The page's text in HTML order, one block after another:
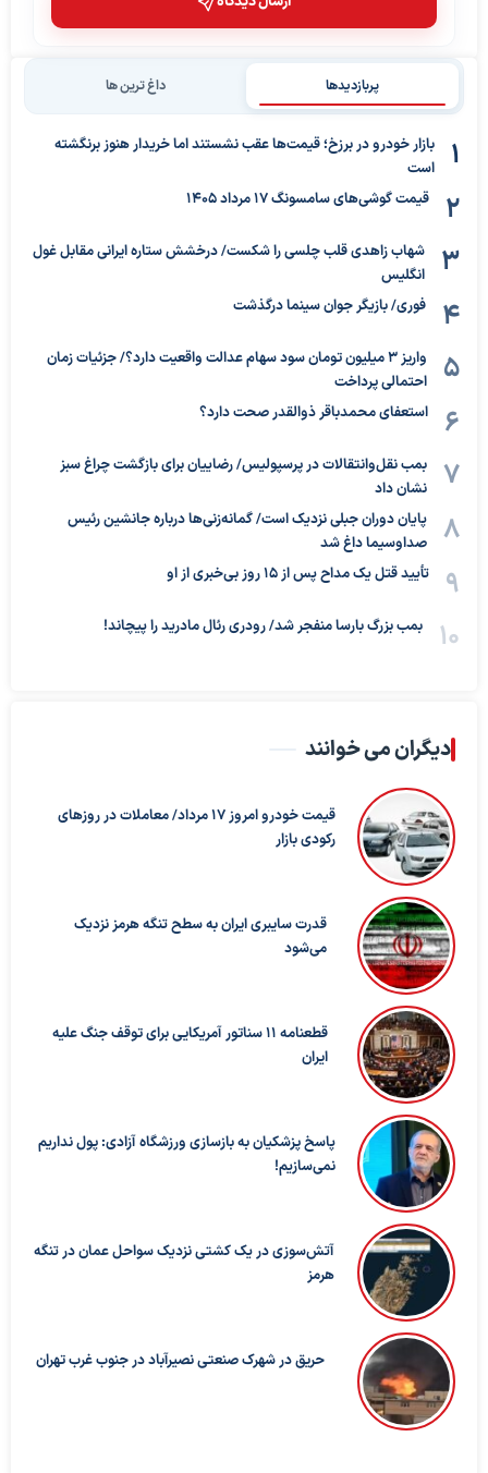
پربازدیدها داغ ترین ها
بازار خودرو در برزخ؛ قیمت‌ها عقب نشستند اما خریدار هنوز برنگشته
است
قیمت گوشی‌های سامسونگ 17 مرداد 1405
شهاب زاهدی قلب چلسی را شکست/ درخشش ستاره ایرانی مقابل غول
انگلیس
فوری/ بازیگر جوان سینما درگذشت
واریز ۳ میلیون تومان سود سهام عدالت واقعیت دارد؟/ جزئیات زمان
احتمالی پرداخت
استعفای محمدباقر ذوالقدر صحت دارد؟
بمب نقل‌وانتقالات در پرسپولیس/ رضاییان برای بازگشت چراغ سبز
نشان داد
پایان دوران جبلی نزدیک است/ گمانه‌زنی‌ها درباره جانشین رئیس
صداوسیما داغ شد
تأیید قتل یک مداح پس از ۱۵ روز بی‌خبری از او
بمب بزرگ بارسا منفجر شد/ رودری رئال مادرید را پیچاند!
دیگران می خوانند
قیمت خودرو امروز ۱۷ مرداد/ معاملات در روزهای
رکودی بازار
قدرت سایبری ایران به سطح تنگه هرمز نزدیک
می‌شود
قطعنامه ۱۱ سناتور آمریکایی برای توقف جنگ علیه
ایران
پاسخ پزشکیان به بازسازی ورزشگاه آزادی: پول نداریم
نمی‌سازیم!
آتش‌سوزی در یک کشتی نزدیک سواحل عمان در تنگه
هرمز
حریق در شهرک صنعتی نصیرآباد در جنوب غرب تهران